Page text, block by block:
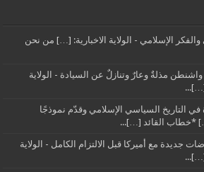
الإسلامي - الولاية الاخبارية: […] من نحن
مذلةٌ وعارٌ وتنازلٌ عن السيادة - الولاية
[…]...
في التاريخ السياسي الإسلامي وقدّم نموذجًا
[…] *خطاب القائد […]...
جديدة مع أميركا قبل الالتزام الكامل - الولاية
[…]...